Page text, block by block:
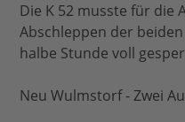
Die K 52 musste für die
Abschleppen der
halbe Stunde voll
Neu Wulmstorf - Zwei